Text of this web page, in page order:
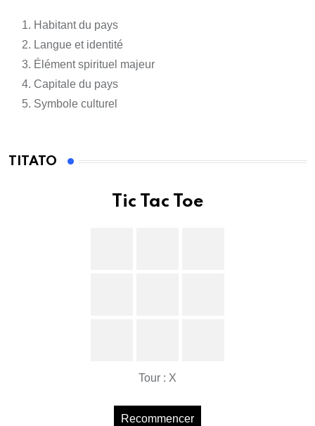
Habitant du pays
Langue et identité
Élément spirituel majeur
Capitale du pays
Symbole culturel
TITATO
Tic Tac Toe
Tour : X
Recommencer